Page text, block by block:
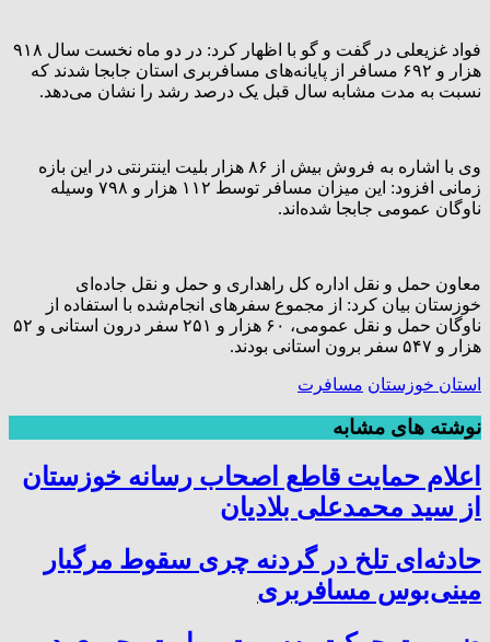
فواد غزیعلی در گفت و گو با اظهار کرد: در دو ماه نخست سال ۹۱۸
هزار و ۶۹۲ مسافر از پایانه‌های مسافربری استان جابجا شدند که
نسبت به مدت مشابه سال قبل یک درصد رشد را نشان می‌دهد.
وی با اشاره به فروش بیش از ۸۶ هزار بلیت اینترنتی در این بازه
زمانی افزود: این میزان مسافر توسط ۱۱۲ هزار و ۷۹۸ وسیله
ناوگان عمومی جابجا شده‌اند.
معاون حمل و نقل اداره کل راهداری و حمل و نقل جاده‌ای
خوزستان بیان کرد: از مجموع سفرهای انجام‌شده با استفاده از
ناوگان حمل و نقل عمومی، ۶۰ هزار و ۲۵۱ سفر درون استانی و ۵۲
هزار و ۵۴۷ سفر برون استانی بودند.
استان خوزستان مسافرت
نوشته های مشابه
اعلام حمایت قاطع اصحاب رسانه خوزستان
از سید محمدعلی بلادیان
حادثه‌ای تلخ در گردنه چری سقوط مرگبار
مینی‌بوس مسافربری